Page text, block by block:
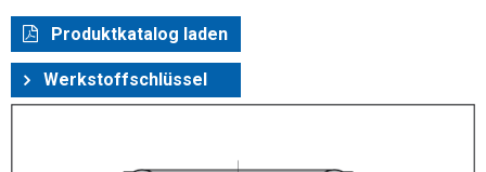
Produktkatalog laden
Werkstoffschlüssel